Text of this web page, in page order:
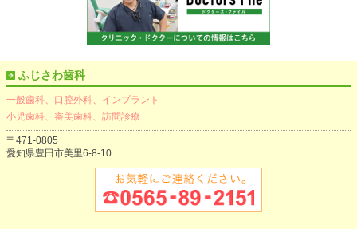
ふじさわ歯科
一般歯科、口腔外科、インプラント
小児歯科、審美歯科、訪問診療
〒471-0805
愛知県豊田市美里6-8-10